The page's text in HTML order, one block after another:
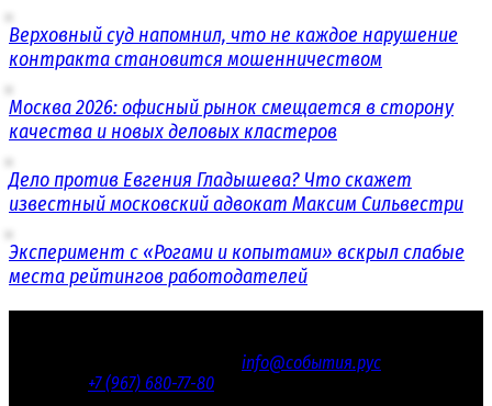
Верховный суд напомнил, что не каждое нарушение
контракта становится мошенничеством
Москва 2026: офисный рынок смещается в сторону
качества и новых деловых кластеров
Дело против Евгения Гладышева? Что скажет
известный московский адвокат Максим Сильвестри
Эксперимент с «Рогами и копытами» вскрыл слабые
места рейтингов работодателей
info@события.рус
+7 (967) 680-77-80